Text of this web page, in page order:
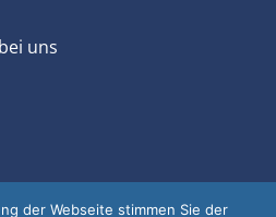
uns
der Webseite stimmen Sie der